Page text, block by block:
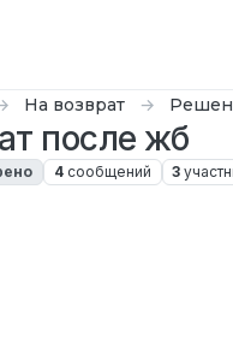
На возврат
после жб
4 сообщений 3